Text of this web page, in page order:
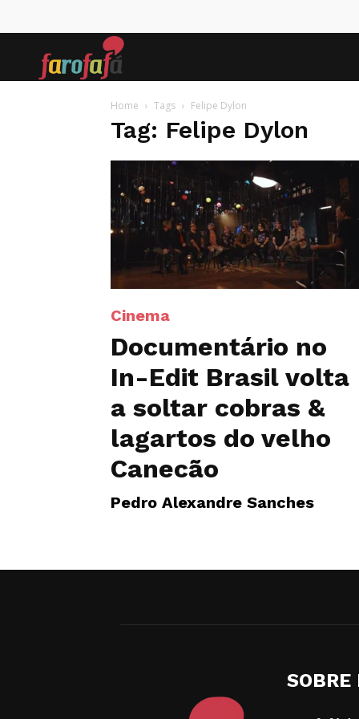
Home Tags Felipe Dylon
Tag: Felipe Dylon
Cinema
Documentário no
In-Edit Brasil volta
a soltar cobras &
lagartos do velho
Canecão
Pedro Alexandre Sanches
SOBRE